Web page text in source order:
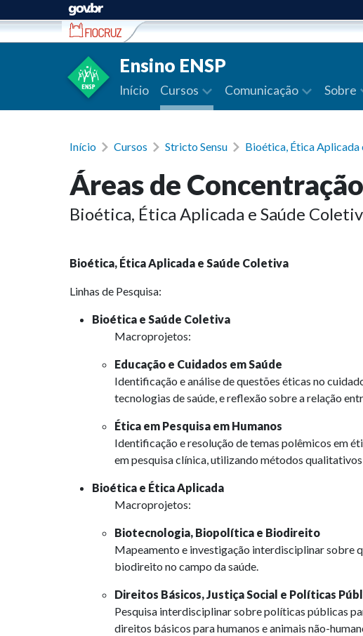
Ir para conteúdo
Ensino ENSP
Início Cursos Comunicação Sobre
Início Cursos Stricto Sensu Bioética, Ética Aplicada
Áreas de Concentração
Bioética, Ética Aplicada e Saúde
Bioética, Ética Aplicada e Saúde Coletiva
Linhas de Pesquisa:
Bioética e Saúde Coletiva
Macroprojetos:
Educação e Cuidados em Saúde
Identificação e análise de questões éticas no
tecnologias de saúde, e reflexão sobre a relação
Ética em Pesquisa em Humanos
Identificação e resolução de temas polêmicos em
em pesquisa clínica, utilizando métodos
Bioética e Ética Aplicada
Macroprojetos:
Biotecnologia, Biopolítica e Biodireito
Mapeamento e investigação interdisciplinar sobre
biodireito no campo da saúde.
Direitos Básicos, Justiça Social e Políticas
Pesquisa interdisciplinar sobre políticas públicas
direitos básicos para humanos e animais não-